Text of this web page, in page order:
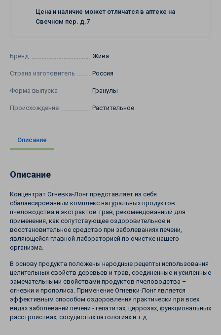
Бренд Жива
Страна изготовитель Россия
Форма выпуска Гранулы
Происхождение Растительное
Цена и наличие может отличатся в аптеке на
Свечном пер. д.7
Описание
Описание
Концентрат Огневка-Лонг представляет из себя
сбалансированный комплекс натуральных продуктов
пчеловодства и экстрактов трав, рекомендованный для
применения, как сопутствующее оздоровительное и
восстановительное средство при заболеваниях печени,
являющейся главной лабораторией по очистке нашего
организма.
В основу продукта положены народные рецепты использования
целительных свойств деревьев и трав, соединенные и усиленные
замечательными свойствами продуктов пчеловодства –
огневки и прополиса. Применение Огневки-Лонг является
эффективным способом оздоровления практически при всех
видах заболеваний печени - гепатитах, циррозах, функциональных
расстройствах, сосудистых патологиях и т.д.